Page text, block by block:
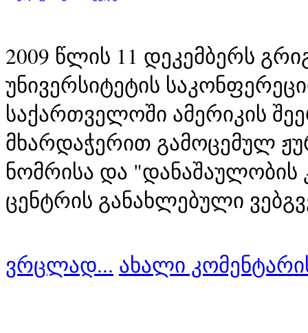
2009 წლის 11 დეკემბერს
უნივერსიტეტის
საქართველოში ამერიკის
მხარდაჭერით გამოცემულ
ნომრისა და
ვრცლად... ახალი